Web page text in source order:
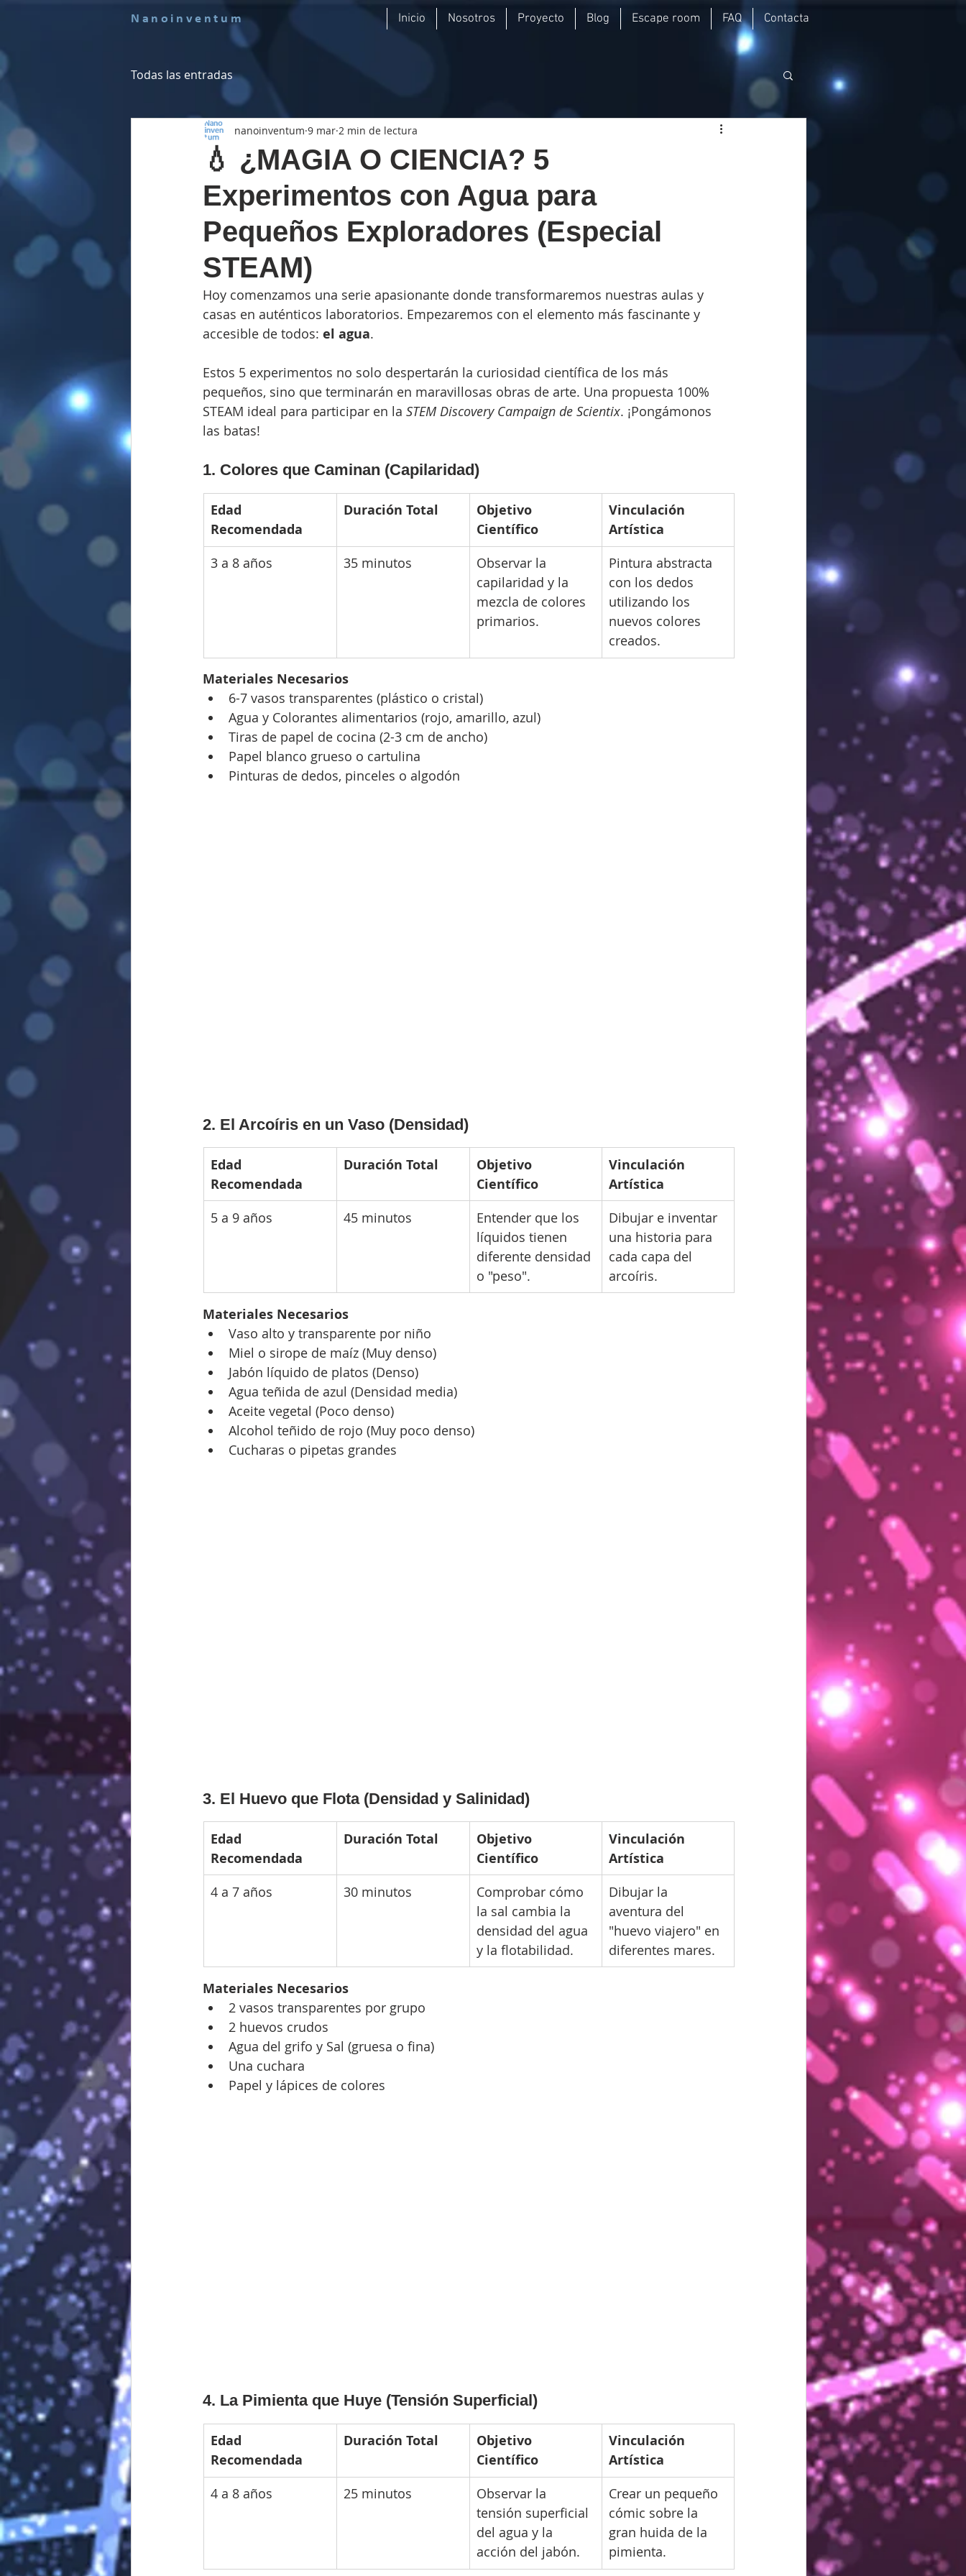
Nanoinventum Inicio Nosotros Proyecto Blog Escape room FAQ Contacta
Todas las entradas
💧 ¿MAGIA O CIENCIA? 5
Experimentos con Agua para
Pequeños Exploradores (Especial
STEAM)
nanoinventum 9 mar 2 min de lectura
Hoy comenzamos una serie apasionante donde transformaremos nuestras aulas y
casas en auténticos laboratorios. Empezaremos con el elemento más fascinante y
accesible de todos: el agua.
Estos 5 experimentos no solo despertarán la curiosidad científica de los más
pequeños, sino que terminarán en maravillosas obras de arte. Una propuesta 100%
STEAM ideal para participar en la STEM Discovery Campaign de Scientix. ¡Pongámonos
las batas!
1. Colores que Caminan (Capilaridad)
Edad
Recomendada
Duración Total
Objetivo
Científico
Vinculación
Artística
3 a 8 años 35 minutos
Observar la
capilaridad y la
mezcla de colores
primarios.
Pintura abstracta
con los dedos
utilizando los
nuevos colores
creados.
Materiales Necesarios
6-7 vasos transparentes (plástico o cristal)
Agua y Colorantes alimentarios (rojo, amarillo, azul)
Tiras de papel de cocina (2-3 cm de ancho)
Papel blanco grueso o cartulina
Pinturas de dedos, pinceles o algodón
2. El Arcoíris en un Vaso (Densidad)
Edad
Recomendada
Duración Total
Objetivo
Científico
Vinculación
Artística
5 a 9 años 45 minutos
Entender que los
líquidos tienen
diferente densidad
o "peso".
Dibujar e inventar
una historia para
cada capa del
arcoíris.
Materiales Necesarios
Vaso alto y transparente por niño
Miel o sirope de maíz (Muy denso)
Jabón líquido de platos (Denso)
Agua teñida de azul (Densidad media)
Aceite vegetal (Poco denso)
Alcohol teñido de rojo (Muy poco denso)
Cucharas o pipetas grandes
3. El Huevo que Flota (Densidad y Salinidad)
Edad
Recomendada
Duración Total
Objetivo
Científico
Vinculación
Artística
4 a 7 años 30 minutos
Comprobar cómo
la sal cambia la
densidad del agua
y la flotabilidad.
Dibujar la
aventura del
"huevo viajero" en
diferentes mares.
Materiales Necesarios
2 vasos transparentes por grupo
2 huevos crudos
Agua del grifo y Sal (gruesa o fina)
Una cuchara
Papel y lápices de colores
4. La Pimienta que Huye (Tensión Superficial)
Edad
Recomendada
Duración Total
Objetivo
Científico
Vinculación
Artística
4 a 8 años 25 minutos
Observar la
tensión superficial
del agua y la
acción del jabón.
Crear un pequeño
cómic sobre la
gran huida de la
pimienta.